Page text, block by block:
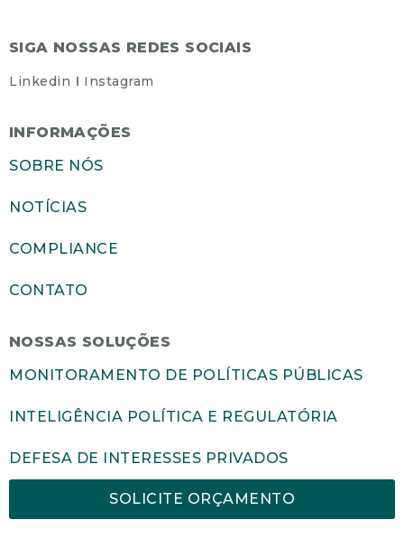
SIGA NOSSAS REDES SOCIAIS
Linkedin Instagram
INFORMAÇÕES
SOBRE NÓS
NOTÍCIAS
COMPLIANCE
CONTATO
NOSSAS SOLUÇÕES
MONITORAMENTO DE POLÍTICAS PÚBLICAS
INTELIGÊNCIA POLÍTICA E REGULATÓRIA
DEFESA DE INTERESSES PRIVADOS
SOLICITE ORÇAMENTO